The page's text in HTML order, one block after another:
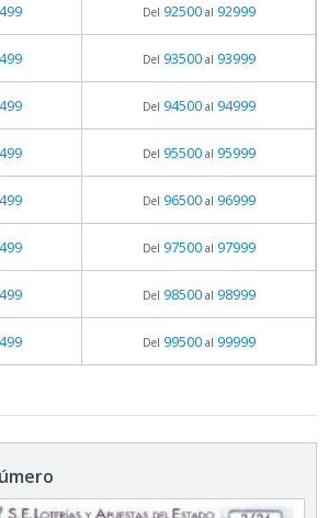
Del 92500al 92999
Del 93500al 93999
Del 94500al 94999
Del 95500al 95999
Del 96500al 96999
Del 97500al 97999
Del 98500al 98999
Del 99500al 99999